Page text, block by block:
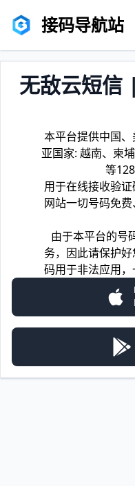
接码导航站
无敌云短信
本平台提供中国
亚国家: 越南、柬
等
用于在线接收验
网站一切号码免
由于本平台的号
务，因此请保护
码用于非法应用，